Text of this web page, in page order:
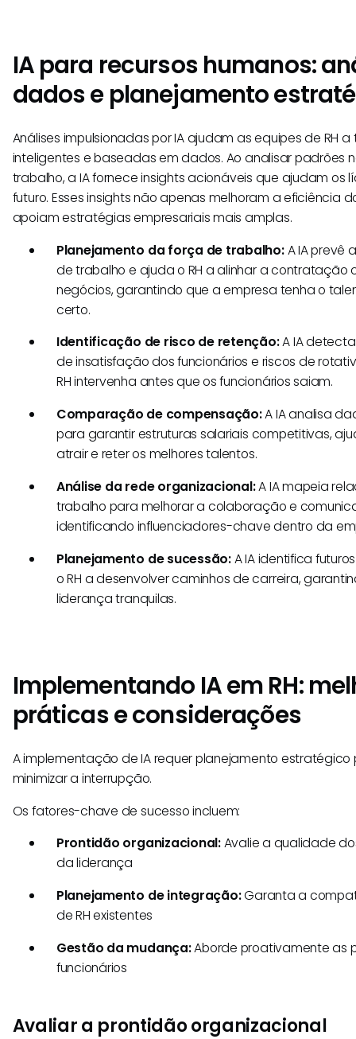
IA para recursos humanos:
dados e planejamento
Análises impulsionadas por IA ajudam as equipes de RH
inteligentes e baseadas em dados. Ao analisar padrões
trabalho, a IA fornece insights acionáveis que ajudam os
futuro. Esses insights não apenas melhoram a eficiência
apoiam estratégias empresariais mais amplas.
Planejamento da força de trabalho:A IA prevê
de trabalho e ajuda o RH a alinhar a contratação
negócios, garantindo que a empresa tenha o
certo.
Identificação de risco de retenção:A IA
de insatisfação dos funcionários e riscos de
RH intervenha antes que os funcionários saiam.
Comparação de compensação:A IA analisa
para garantir estruturas salariais competitivas,
atrair e reter os melhores talentos.
Análise da rede organizacional:A IA mapeia
trabalho para melhorar a colaboração e
identificando influenciadores-chave dentro da
Planejamento de sucessão:A IA identifica
o RH a desenvolver caminhos de carreira,
liderança tranquilas.
Implementando IA em RH:
práticas e considerações
A implementação de IA requer planejamento estratégico
minimizar a interrupção.
Os fatores-chave de sucesso incluem:
Prontidão organizacional:Avalie a qualidade
da liderança
Planejamento de integração:Garanta a
de RH existentes
Gestão da mudança:Aborde proativamente as
funcionários
Avaliar a prontidão organizacional